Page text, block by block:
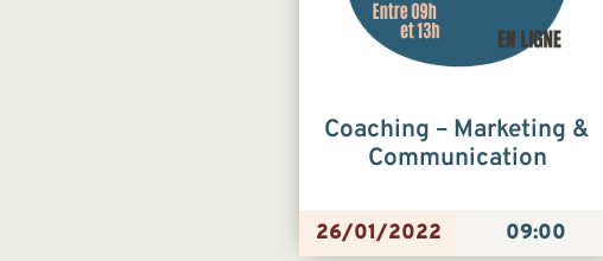
Coaching – Marketing &
Communication
26/01/2022 09:00